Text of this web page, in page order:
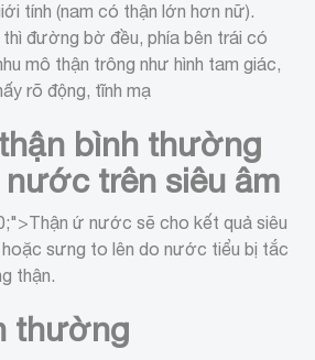
tính (nam có thận lớn hơn nữ).
đường bờ đều, phía bên trái có
mô thận trông như hình tam giác,
rõ động, tĩnh mạ
bình thường
trên siêu âm
ứ nước sẽ cho kết quả siêu
hoặc sưng to lên do nước tiểu bị tắc
thận.
thường